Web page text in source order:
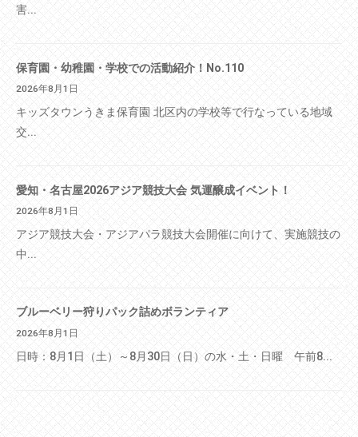
害...
保育園・幼稚園・学校での活動紹介！No.110
2026年8月1日
キッズタウンうきま保育園 北区内の学校等で行なっている地域
交...
愛知・名古屋2026アジア競技大会 気運醸成イベント！
2026年8月1日
アジア競技大会・アジアパラ競技大会開催に向けて、実施競技の
中...
ブルーベリー狩りパック詰めボランティア
2026年8月1日
日時：8月1日（土）～8月30日（日）の水・土・日曜 午前8...